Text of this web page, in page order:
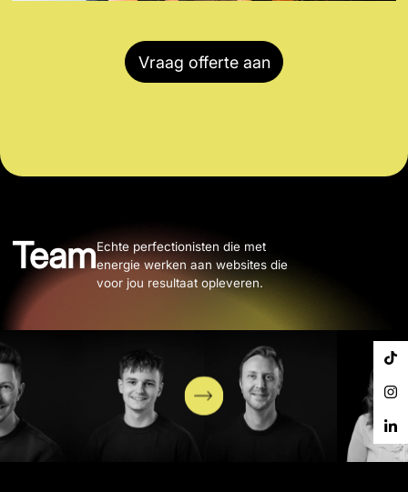
Vraag offerte aan
TeamEchte perfectionisten die met
energie werken aan websites die
voor jou resultaat opleveren.